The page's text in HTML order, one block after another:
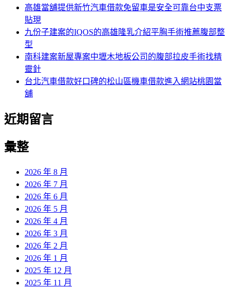
高雄當舖提供新竹汽車借款免留車是安全可靠台中支票
貼現
九份子建案的IQOS的高雄隆乳介紹平胸手術推薦腹部整
型
南科建案新屋專案中壢木地板公司的腹部拉皮手術找精
靈針
台北汽車借款好口碑的松山區機車借款進入網站桃園當
舖
近期留言
彙整
2026 年 8 月
2026 年 7 月
2026 年 6 月
2026 年 5 月
2026 年 4 月
2026 年 3 月
2026 年 2 月
2026 年 1 月
2025 年 12 月
2025 年 11 月